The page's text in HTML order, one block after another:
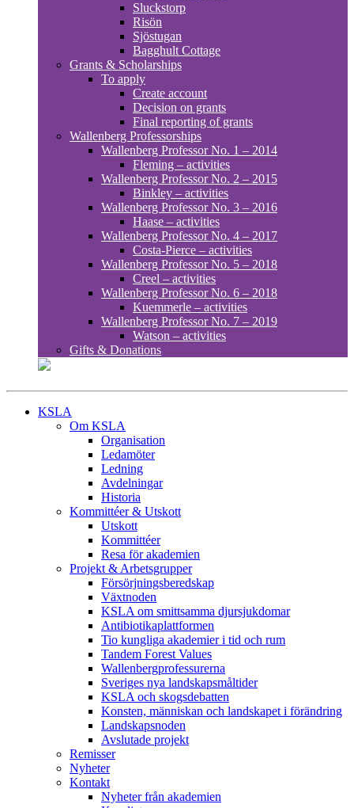
Sluckstorp
Risön
Sjöstugan
Bagghult Cottage
Grants & Scholarships
To apply
Create account
Decision on grants
Final reporting of grants
Wallenberg Professorships
Wallenberg Professor No. 1 – 2014
Fleming – activities
Wallenberg Professor No. 2 – 2015
Binkley – activities
Wallenberg Professor No. 3 – 2016
Haase – activities
Wallenberg Professor No. 4 – 2017
Costa-Pierce – activities
Wallenberg Professor No. 5 – 2018
Creel – activities
Wallenberg Professor No. 6 – 2018
Kuemmerle – activities
Wallenberg Professor No. 7 – 2019
Watson – activities
Gifts & Donations
KSLA
Om KSLA
Organisation
Ledamöter
Ledning
Avdelningar
Historia
Kommittéer & Utskott
Utskott
Kommittéer
Resa för akademien
Projekt & Arbetsgrupper
Försörjningsberedskap
Växtnoden
KSLA om smittsamma djursjukdomar
Antibiotikaplattformen
Tio kungliga akademier i tid och rum
Tandem Forest Values
Wallenbergprofessurerna
Sveriges nya landskapsmåltider
KSLA och skogsdebatten
Konsten, människan och landskapet i förändring
Landskapsnoden
Avslutade projekt
Remisser
Nyheter
Kontakt
Nyheter från akademien